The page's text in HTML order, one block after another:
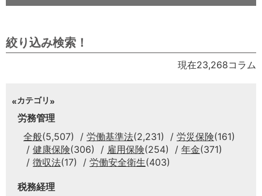
絞り込み検索！
現在23,268コラム
カテゴリ
労務管理
全般(5,507) 労働基準法(2,231) 労災保険(161)
健康保険(306) 雇用保険(254) 年金(371)
徴収法(17) 労働安全衛生(403)
税務経理